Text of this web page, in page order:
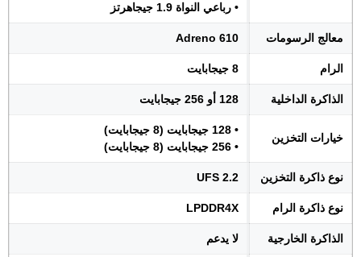
• رباعي النواة 1.9 جيجاهرتز
معالج الرسومات Adreno 610
الرام 8 جيجابايت
الذاكرة الداخلية 128 أو 256 جيجابايت
خيارات التخزين
• 128 جيجابايت (8 جيجابايت)
• 256 جيجابايت (8 جيجابايت)
نوع ذاكرة التخزين UFS 2.2
نوع ذاكرة الرام LPDDR4X
الذاكرة الخارجية لا يدعم